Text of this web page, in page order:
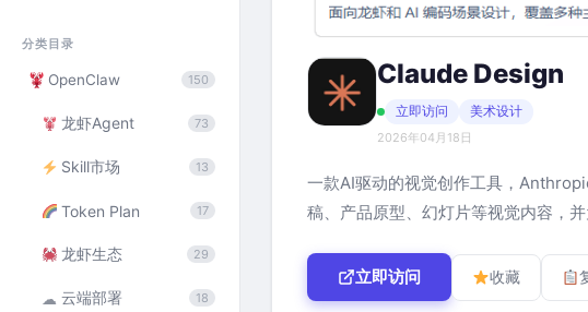
分类目录
OpenClaw 150
龙虾Agent 73
Skill市场 13
Token Plan 17
龙虾生态 29
☁ 云端部署 18
Claude Design
立即访问 美术设计
2026年04月18日
一款AI驱动的视觉创作工具，
稿、产品原型、幻灯片等视觉内容，
立即访问 收藏